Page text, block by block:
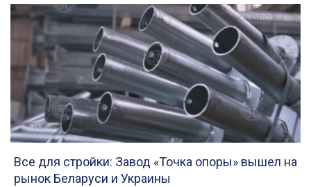
Все для стройки: Завод «Точка опоры» вышел на
рынок Беларуси и Украины